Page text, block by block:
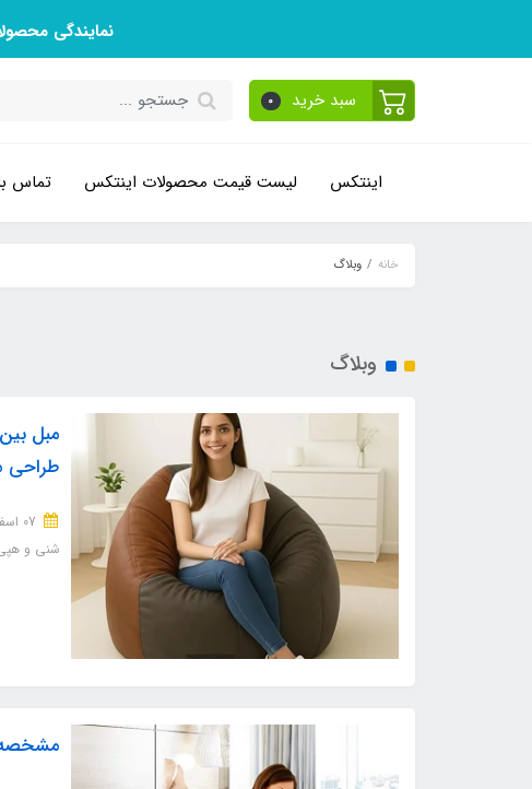
نمایندگی
سبد خرید 0
اینتکس لیست قیمت محصولات اینتکس تماس
خانه وبلاگ
وبلاگ
مبل
طراحی
شنی و
مشخصه